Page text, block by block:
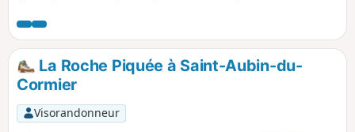
côté orienté vers la France....
La Roche Piquée à Saint-Aubin-du-
Cormier
Visorandonneur